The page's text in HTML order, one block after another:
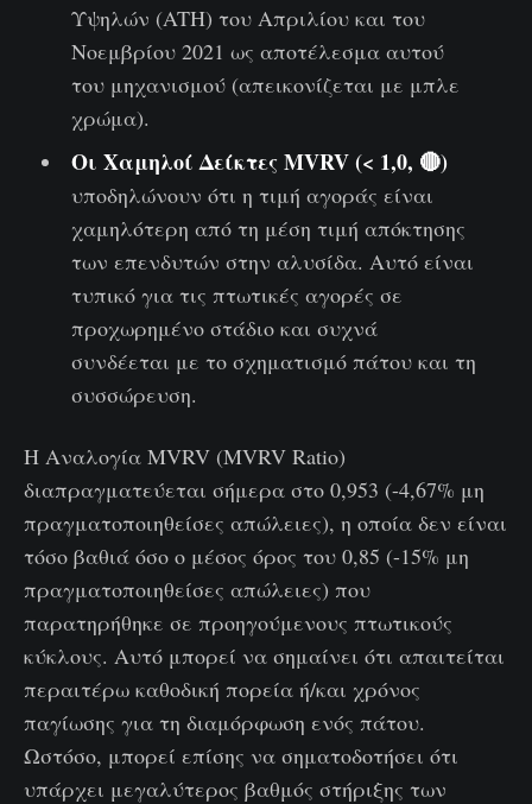
Υψηλών (ATH) του Απριλίου και του
Νοεμβρίου 2021 ως αποτέλεσμα αυτού
του μηχανισμού (απεικονίζεται με μπλε
χρώμα).
Οι Χαμηλοί Δείκτες MVRV (< 1,0, 🔴)
υποδηλώνουν ότι η τιμή αγοράς είναι
χαμηλότερη από τη μέση τιμή απόκτησης
των επενδυτών στην αλυσίδα. Αυτό είναι
τυπικό για τις πτωτικές αγορές σε
προχωρημένο στάδιο και συχνά
συνδέεται με το σχηματισμό πάτου και τη
συσσώρευση.
Η Αναλογία MVRV (MVRV Ratio)
διαπραγματεύεται σήμερα στο 0,953 (-4,67% μη
πραγματοποιηθείσες απώλειες), η οποία δεν είναι
τόσο βαθιά όσο ο μέσος όρος του 0,85 (-15% μη
πραγματοποιηθείσες απώλειες) που
παρατηρήθηκε σε προηγούμενους πτωτικούς
κύκλους. Αυτό μπορεί να σημαίνει ότι απαιτείται
περαιτέρω καθοδική πορεία ή/και χρόνος
παγίωσης για τη διαμόρφωση ενός πάτου.
Ωστόσο, μπορεί επίσης να σηματοδοτήσει ότι
υπάρχει μεγαλύτερος βαθμός στήριξης των